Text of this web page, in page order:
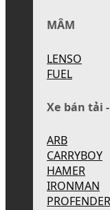
MÂM
LENSO
FUEL
Xe bán tải
ARB
CARRYBOY
HAMER
IRONMAN
PROFENDER